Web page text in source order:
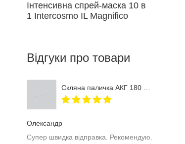
Інтенсивна спрей-маска 10 в
1 Intercosmo IL Magnifico
Відгуки про товари
Олександр
Супер швидка відправка. Рекомендую.